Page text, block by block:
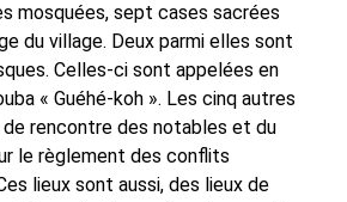
mosquées, sept cases sacrées
du village. Deux parmi elles sont
Celles-ci sont appelées en
« Guéhé-koh ». Les cinq autres
rencontre des notables et du
le règlement des conflits
lieux sont aussi, des lieux de